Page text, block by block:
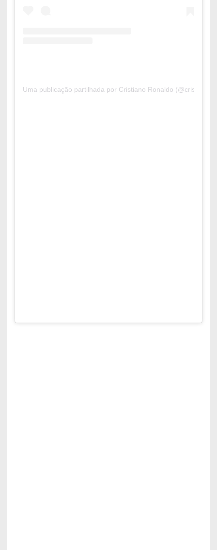
Uma publicação partilhada por Cristiano Ronaldo (@cristiano)